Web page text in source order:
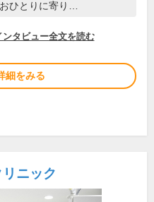
ひとりに寄り…
ンタビュー全文を読む
細をみる
ニック